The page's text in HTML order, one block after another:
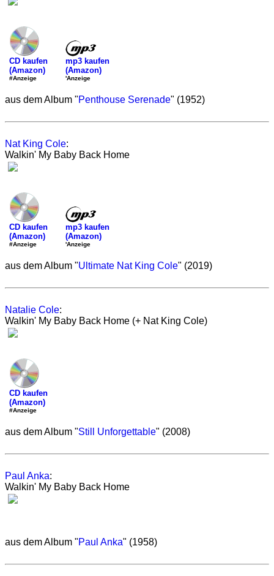
CD kaufen
(Amazon)
#Anzeige
mp3 kaufen
(Amazon)
'Anzeige
aus dem Album "Penthouse Serenade" (1952)
Nat King Cole:
Walkin' My Baby Back Home
CD kaufen
(Amazon)
#Anzeige
mp3 kaufen
(Amazon)
'Anzeige
aus dem Album "Ultimate Nat King Cole" (2019)
Natalie Cole:
Walkin' My Baby Back Home (+ Nat King Cole)
CD kaufen
(Amazon)
#Anzeige
aus dem Album "Still Unforgettable" (2008)
Paul Anka:
Walkin' My Baby Back Home
aus dem Album "Paul Anka" (1958)